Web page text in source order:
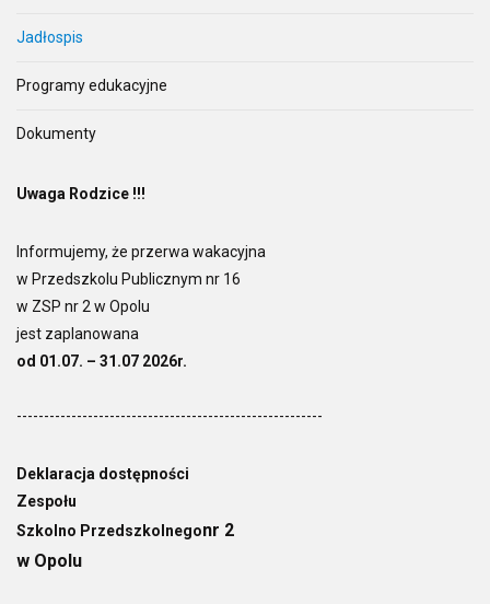
Jadłospis
Programy edukacyjne
Dokumenty
Uwaga Rodzice !!!
Informujemy, że przerwa wakacyjna
w Przedszkolu Publicznym nr 16
w ZSP nr 2 w Opolu
jest zaplanowana
od 01.07. – 31.07 2026r.
--------------------------------------------------------
Deklaracja dostępności
Zespołu
Szkolno Przedszkolnegonr 2
w Opolu